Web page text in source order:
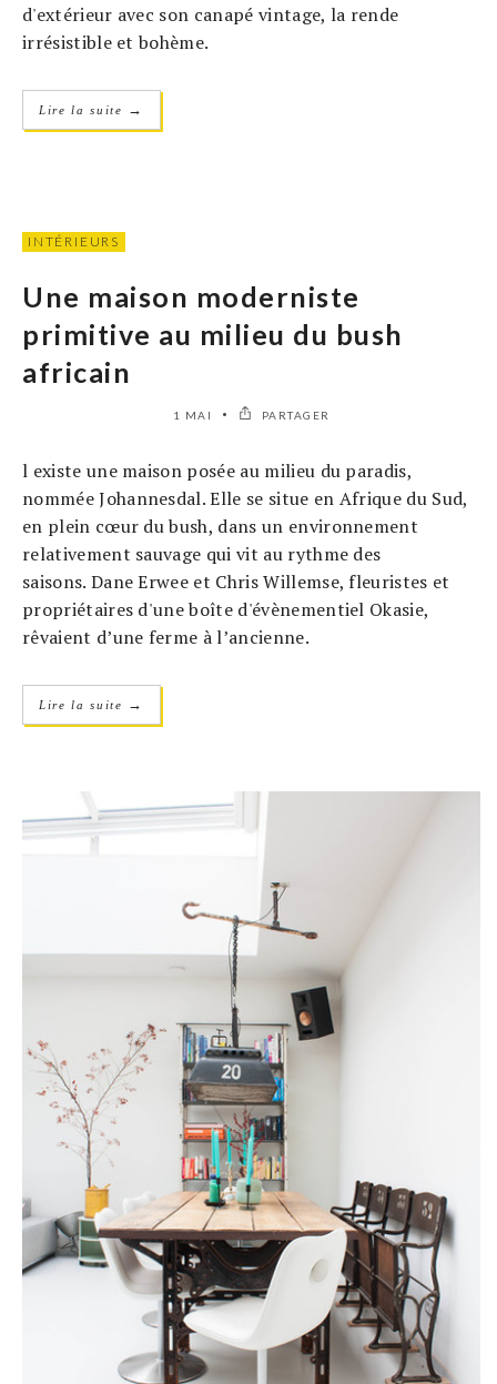
d'extérieur avec son canapé vintage, la rende
irrésistible et bohème.
Lire la suite →
INTÉRIEURS
Une maison moderniste
primitive au milieu du bush
africain
1 MAI PARTAGER
l existe une maison posée au milieu du paradis,
nommée Johannesdal. Elle se situe en Afrique du Sud,
en plein cœur du bush, dans un environnement
relativement sauvage qui vit au rythme des
saisons. Dane Erwee et Chris Willemse, fleuristes et
propriétaires d'une boîte d'évènementiel Okasie,
rêvaient d’une ferme à l’ancienne.
Lire la suite →